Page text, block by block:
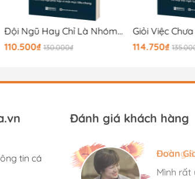
Đội Ngũ Hay Chỉ Là Nhóm Người?
110.500₫ 130.000₫
114.750₫
tin cá
Đánh giá khách hàng
Hương
Mình rất
Đoàn
Mình rất
Ngọc
Mình rất